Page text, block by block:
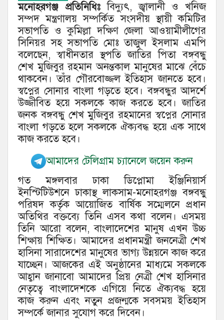
মনোহরগঞ্জ প্রতিনিধিঃ বিদ্যুৎ, জ্বালানী ও খনিজ
সম্পদ মন্ত্রণালয় সম্পর্কিত সংসদীয় স্থায়ী কমিটির
সভাপতি ও কুমিল্লা দক্ষিণ জেলা আওয়ামীলীগের
সিনিয়র সহ সভাপতি মোঃ তাজুল ইসলাম এমপি
বলেছেন, স্বাধীনতার স্থপতি জাতির পিতা বঙ্গবন্ধু
শেখ মুজিবুর রহমান অনন্তকাল মানুষের মাঝে বেঁচে
থাকবেন। তাঁর গৌরবোজ্জল ইতিহাস জানতে হবে।
স্বপ্নের সোনার বাংলা গড়তে হবে। বঙ্গবন্ধুর আদর্শে
উজ্জীবিত হয়ে সকলকে কাজ করতে হবে। জাতির
জনক বঙ্গবন্ধু শেখ মুজিবুর রহমানের স্বপ্নের সোনার
বাংলা গড়তে হলে সকলকে ঐক্যবদ্ধ হয়ে এক সাথে
কাজ করতে হবে।
আমাদের টেলিগ্রাম চ্যানেলে জয়েন করুন
গত মঙ্গলবার ঢাকা ডিপ্লোমা ইঞ্জিনিয়ার্স
ইনস্টিটিউশনে ঢাকাস্থ লাকসাম-মনোহরগঞ্জ বঙ্গবন্ধু
পরিষদ কর্তৃক আয়োজিত বার্ষিক সম্মেলনে প্রধান
অতিথির বক্তব্যে তিনি এসব কথা বলেন। এসময়
তিনি আরো বলেন, বাংলাদেশের মানুষ এখন উচ্চ
শিক্ষায় শিক্ষিত। আমাদের প্রধানমন্ত্রী জননেত্রী শেখ
হাসিনা সারাদেশের মানুষের ভাগ্য উন্নয়নে কাজ করে
যাচ্ছেন। আজকের এই অনুষ্ঠানের মাধ্যমে সকলকে
আহ্বান জানাবো আমাদের প্রিয় নেত্রী শেখ হাসিনার
নেতৃত্বে বাংলাদেশকে এগিয়ে নিতে ঐক্যবদ্ধ হয়ে
কাজ করুন এবং নতুন প্রজন্মকে সবসময় ইতিহাস
সম্পর্কে জানার সুযোগ করে দিবেন।